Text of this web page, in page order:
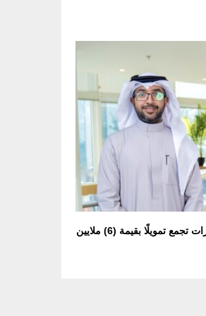
“تلقاني” السعوديّة لتأجير السيارات تجمع تمويلًا بقيمة (6) ملايين